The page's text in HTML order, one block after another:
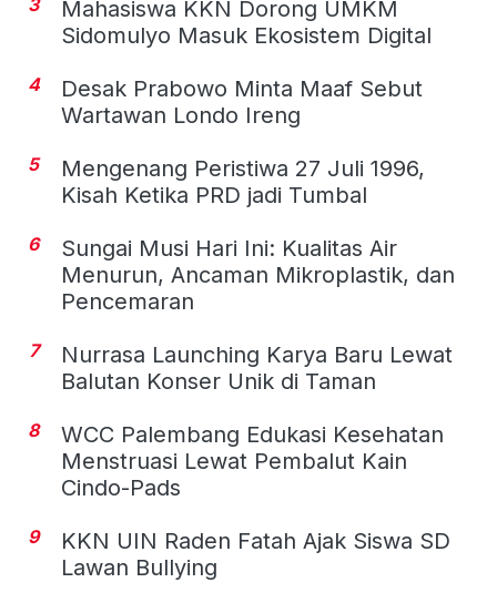
Mahasiswa KKN Dorong UMKM
Sidomulyo Masuk Ekosistem Digital
4
Desak Prabowo Minta Maaf Sebut
Wartawan Londo Ireng
5
Mengenang Peristiwa 27 Juli 1996,
Kisah Ketika PRD jadi Tumbal
6
Sungai Musi Hari Ini: Kualitas Air
Menurun, Ancaman Mikroplastik, dan
Pencemaran
7
Nurrasa Launching Karya Baru Lewat
Balutan Konser Unik di Taman
8
WCC Palembang Edukasi Kesehatan
Menstruasi Lewat Pembalut Kain
Cindo-Pads
9
KKN UIN Raden Fatah Ajak Siswa SD
Lawan Bullying